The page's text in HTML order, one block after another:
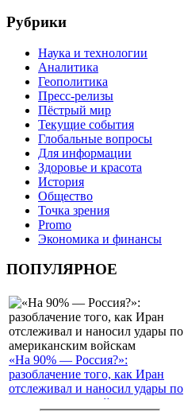
Рубрики
Наука и технологии
Аналитика
Геополитика
Пресс-релизы
Пёстрый мир
Текущие события
Глобальные вопросы
Для информации
Здоровье и красота
История
Общество
Точка зрения
Promo
Экономика и финансы
ПОПУЛЯРНОЕ
«На 90% — Россия?»:
разоблачение того, как Иран
отслеживал и наносил удары по
американским войскам